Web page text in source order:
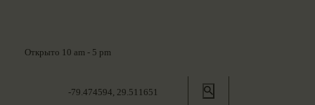
Открыто 10 am - 5 pm
-79.474594, 29.511651